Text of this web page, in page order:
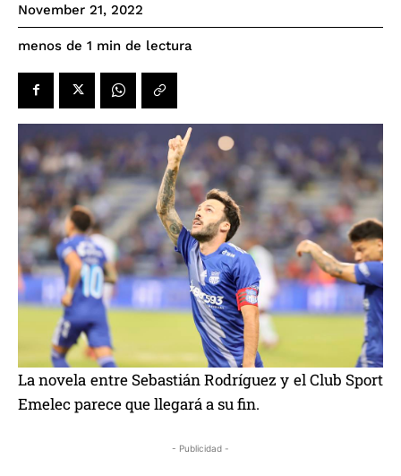
November 21, 2022
menos de 1 min de lectura
La novela entre Sebastián Rodríguez y el Club Sport
Emelec parece que llegará a su fin.
- Publicidad -